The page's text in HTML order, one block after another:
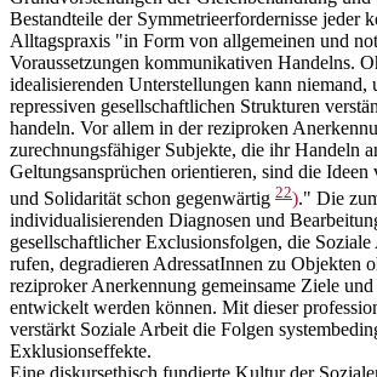
Bestandteile der Symmetrieerfordernisse jeder
Alltagspraxis "in Form von allgemeinen und
Voraussetzungen kommunikativen Handelns.
idealisierenden Unterstellungen kann niemand,
repressiven gesellschaftlichen Strukturen
handeln. Vor allem in der reziproken
zurechnungsfähiger Subjekte, die ihr Handeln
Geltungsansprüchen orientieren, sind die
und Solidarität schon gegenwärtig 22)." Die
individualisierenden Diagnosen und
gesellschaftlicher Exclusionsfolgen, die
rufen, degradieren AdressatInnen zu Objekten
reziproker Anerkennung gemeinsame Ziele
entwickelt werden können. Mit dieser
verstärkt Soziale Arbeit die Folgen
Exklusionseffekte.